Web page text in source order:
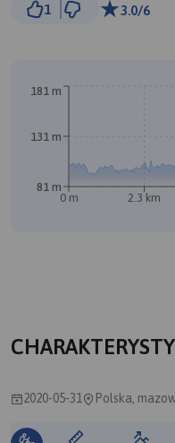
1 3.0/6
0 m 2.3 km
81 m
131 m
181 m
2020-05-31 Polska,